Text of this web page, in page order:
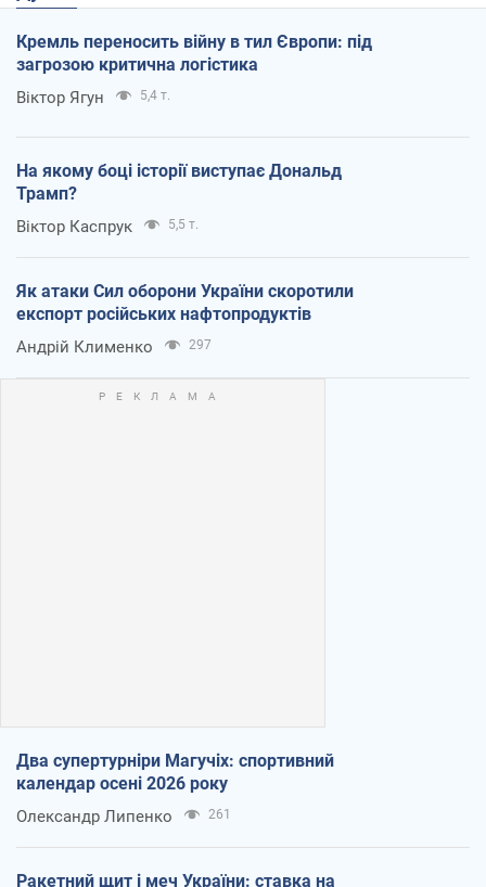
Кремль переносить війну в тил Європи: під
загрозою критична логістика
Віктор Ягун 5,4 т.
На якому боці історії виступає Дональд
Трамп?
Віктор Каспрук 5,5 т.
Як атаки Сил оборони України скоротили
експорт російських нафтопродуктів
Андрій Клименко 297
Два супертурніри Магучіх: спортивний
календар осені 2026 року
Олександр Липенко 261
Ракетний щит і меч України: ставка на